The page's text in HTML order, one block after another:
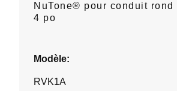
NuTone® pour conduit rond
4 po
Modèle:
RVK1A